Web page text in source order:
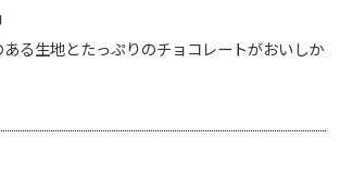
ップ
ズ
コジー
ル
る生地とたっぷりのチョコレートがおいしか